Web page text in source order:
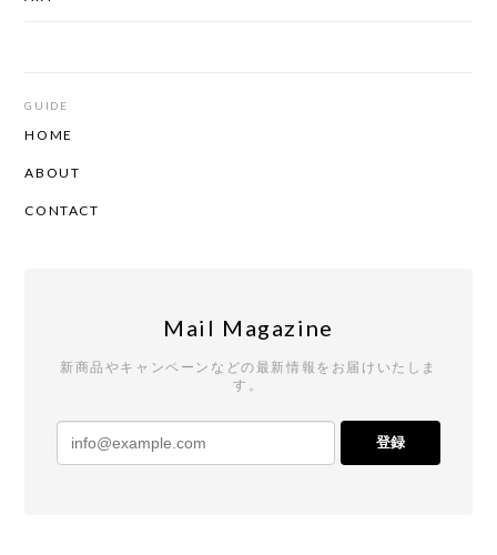
GUIDE
HOME
ABOUT
CONTACT
Mail Magazine
新商品やキャンペーンなどの最新情報をお届けいたしま
す。
登録